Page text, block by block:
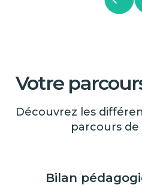
Votre
Découvrez les
parcours
Bilan